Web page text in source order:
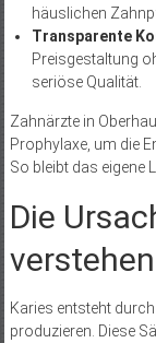
häuslichen
Transparente
Preisgestaltung
seriöse Qualität.
Zahnärzte in
Prophylaxe, um die
So bleibt das eigene
Die
verstehen
Karies entsteht
produzieren. Diese